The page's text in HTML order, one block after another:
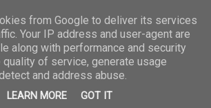
R E S S -
from Google to deliver its services
Your IP address and user-agent are
along with performance and security
of service, generate usage
and address abuse.
LEARN MORE GOT IT